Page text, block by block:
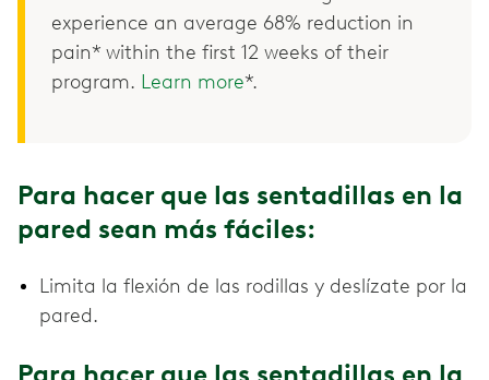
experience an average 68% reduction in
pain* within the first 12 weeks of their
program. Learn more*.
Para hacer que las sentadillas en la
pared sean más fáciles:
Limita la flexión de las rodillas y deslízate por la
pared.